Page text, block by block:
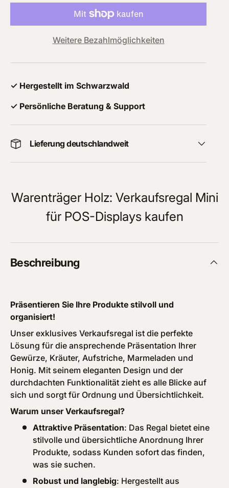
Weitere Bezahlmöglichkeiten
✓ Hergestellt im Schwarzwald
✓ Persönliche Beratung & Support
Lieferung deutschlandweit
Warenträger Holz: Verkaufsregal Mini
für POS-Displays kaufen
Beschreibung
Präsentieren Sie Ihre Produkte stilvoll und
organisiert!
Unser exklusives Verkaufsregal ist die perfekte
Lösung für die ansprechende Präsentation Ihrer
Gewürze, Kräuter, Aufstriche, Marmeladen und
Honig. Mit seinem eleganten Design und der
durchdachten Funktionalität zieht es alle Blicke auf
sich und sorgt für Ordnung und Übersichtlichkeit.
Warum unser Verkaufsregal?
Attraktive Präsentation: Das Regal bietet eine
stilvolle und übersichtliche Anordnung Ihrer
Produkte, sodass Kunden sofort das finden,
was sie suchen.
Robust und langlebig: Hergestellt aus